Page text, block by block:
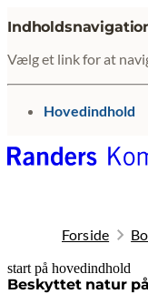
Vælg et link for at
gå til
Hovedindhold
Forside
start på hovedindhold
Beskyttet natur
senest opdateret 16.